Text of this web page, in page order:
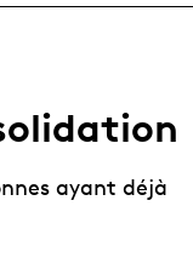
ayant déjà